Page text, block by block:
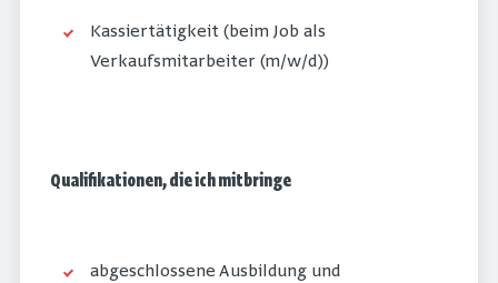
Kassiertätigkeit (beim Job als
Verkaufsmitarbeiter (m/w/d))
Qualifikationen, die ich mitbringe
abgeschlossene Ausbildung und